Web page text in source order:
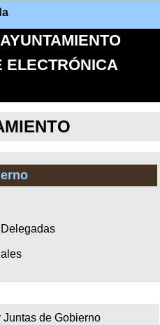
AYUNTAMIENTO
ELECTRÓNICA
Juntas de Gobierno